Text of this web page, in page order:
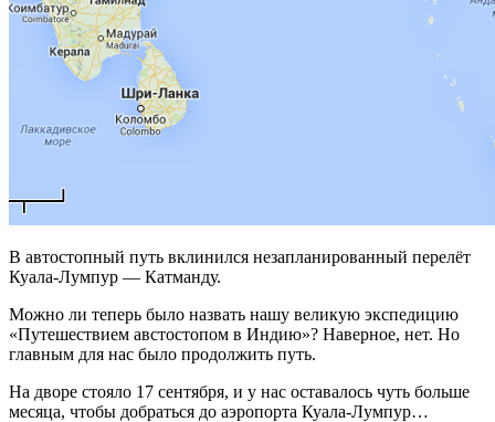
В автостопный путь вклинился незапланированный перелёт
Куала-Лумпур — Катманду.
Можно ли теперь было назвать нашу великую экспедицию
«Путешествием австостопом в Индию»? Наверное, нет. Но
главным для нас было продолжить путь.
На дворе стояло 17 сентября, и у нас оставалось чуть больше
месяца, чтобы добраться до аэропорта Куала-Лумпур…